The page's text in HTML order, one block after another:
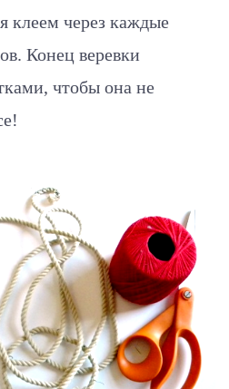
клеем через каждые
Конец веревки
чтобы она не